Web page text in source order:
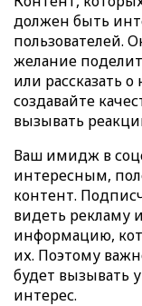
должен быть
пользователей.
желание
или рассказать
создавайте
вызывать
Ваш имидж в
интересным,
контент.
видеть рекламу
информацию,
их. Поэтому
будет вызывать
интерес.